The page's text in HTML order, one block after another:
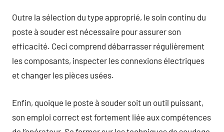
Outre la sélection du type approprié, le soin continu du
poste à souder est nécessaire pour assurer son
efficacité. Ceci comprend débarrasser régulièrement
les composants, inspecter les connexions électriques
et changer les pièces usées.
Enfin, quoique le poste à souder soit un outil puissant,
son emploi correct est fortement liée aux compétences